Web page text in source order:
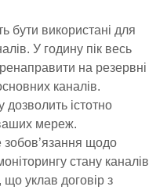
бути використані для
У годину пік весь
на резервні
каналів.
дозволить істотно
мереж.
зобов’язання щодо
стану каналів
що уклав договір з